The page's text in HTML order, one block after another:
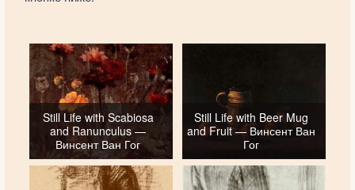
Still Life with Scabiosa
and Ranunculus —
Винсент Ван Гог
Still Life with Beer Mug
and Fruit — Винсент Ван
Гог